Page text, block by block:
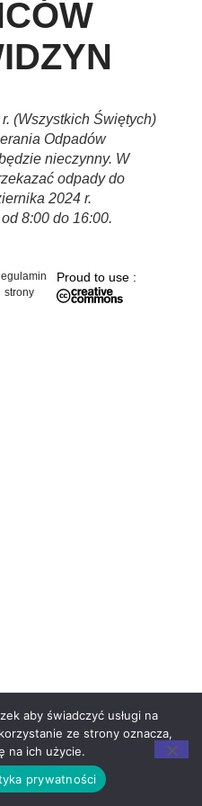
(Wszystkich Świętych)
Odpadów
nieczynny. W
odpady do
2024 r.
8:00 do 16:00.
strony
Proud to use :
aby świadczyć usługi na
ze strony oznacza,
na ich użycie.
prywatności